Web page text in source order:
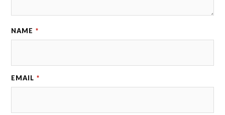
NAME *
EMAIL *